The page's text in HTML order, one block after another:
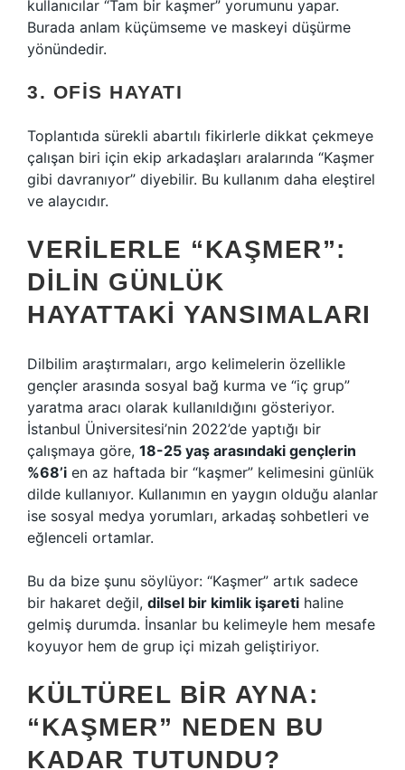
kullanıcılar “Tam bir kaşmer” yorumunu yapar.
Burada anlam küçümseme ve maskeyi düşürme
yönündedir.
3. OFIS HAYATI
Toplantıda sürekli abartılı fikirlerle dikkat çekmeye
çalışan biri için ekip arkadaşları aralarında “Kaşmer
gibi davranıyor” diyebilir. Bu kullanım daha eleştirel
ve alaycıdır.
VERILERLE “KAŞMER”:
DILIN GÜNLÜK
HAYATTAKI YANSIMALARI
Dilbilim araştırmaları, argo kelimelerin özellikle
gençler arasında sosyal bağ kurma ve “iç grup”
yaratma aracı olarak kullanıldığını gösteriyor.
İstanbul Üniversitesi’nin 2022’de yaptığı bir
çalışmaya göre, 18-25 yaş arasındaki gençlerin
%68’i en az haftada bir “kaşmer” kelimesini günlük
dilde kullanıyor. Kullanımın en yaygın olduğu alanlar
ise sosyal medya yorumları, arkadaş sohbetleri ve
eğlenceli ortamlar.
Bu da bize şunu söylüyor: “Kaşmer” artık sadece
bir hakaret değil, dilsel bir kimlik işareti haline
gelmiş durumda. İnsanlar bu kelimeyle hem mesafe
koyuyor hem de grup içi mizah geliştiriyor.
KÜLTÜREL BIR AYNA:
“KAŞMER” NEDEN BU
KADAR TUTUNDU?